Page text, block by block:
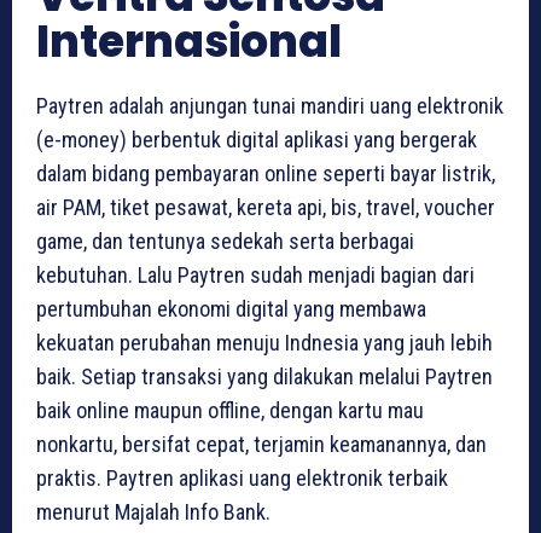
Internasional
Paytren adalah anjungan tunai mandiri uang elektronik
(e-money) berbentuk digital aplikasi yang bergerak
dalam bidang pembayaran online seperti bayar listrik,
air PAM, tiket pesawat, kereta api, bis, travel, voucher
game, dan tentunya sedekah serta berbagai
kebutuhan. Lalu Paytren sudah menjadi bagian dari
pertumbuhan ekonomi digital yang membawa
kekuatan perubahan menuju Indnesia yang jauh lebih
baik. Setiap transaksi yang dilakukan melalui Paytren
baik online maupun offline, dengan kartu mau
nonkartu, bersifat cepat, terjamin keamanannya, dan
praktis. Paytren aplikasi uang elektronik terbaik
menurut Majalah Info Bank.